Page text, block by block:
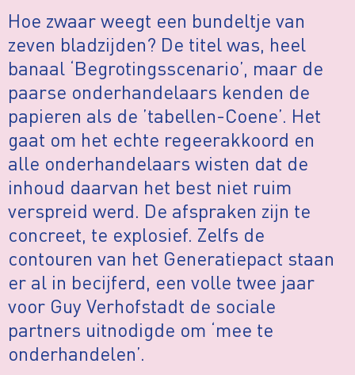
Hoe zwaar weegt een bundeltje van
zeven bladzijden? De titel was, heel
banaal ‘Begrotingsscenario’, maar de
paarse onderhandelaars kenden de
papieren als de ’tabellen-Coene’. Het
gaat om het echte regeerakkoord en
alle onderhandelaars wisten dat de
inhoud daarvan het best niet ruim
verspreid werd. De afspraken zijn te
concreet, te explosief. Zelfs de
contouren van het Generatiepact staan
er al in becijferd, een volle twee jaar
voor Guy Verhofstadt de sociale
partners uitnodigde om ‘mee te
onderhandelen’.